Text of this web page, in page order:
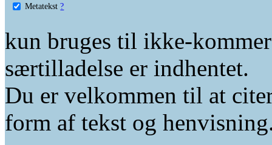
Metatekst ?
kun bruges til ikke-
særtilladelse er indhentet.
Du er velkommen til at
form af tekst og